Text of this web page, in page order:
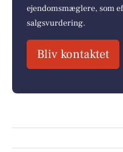
ejendomsmæglere, som
salgsvurdering.
Bliv kontaktet